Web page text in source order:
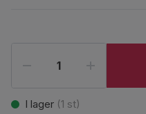
I lager (1 st)